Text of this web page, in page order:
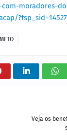
moradores-
Veja os